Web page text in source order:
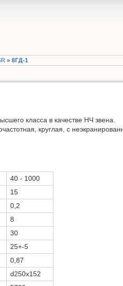
»8ГД-1
класса в качестве НЧ звена.
круглая, с
40 - 1000
15
0,2
8
30
25+-5
0,87
d250x152